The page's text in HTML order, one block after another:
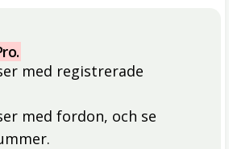
med registrerade
med fordon, och se